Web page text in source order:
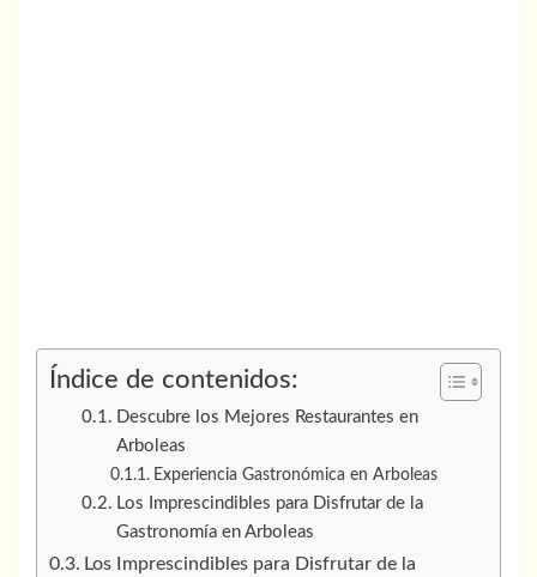
Índice de contenidos:
Descubre los Mejores Restaurantes en
Arboleas
Experiencia Gastronómica en Arboleas
Los Imprescindibles para Disfrutar de la
Gastronomía en Arboleas
Los Imprescindibles para Disfrutar de la